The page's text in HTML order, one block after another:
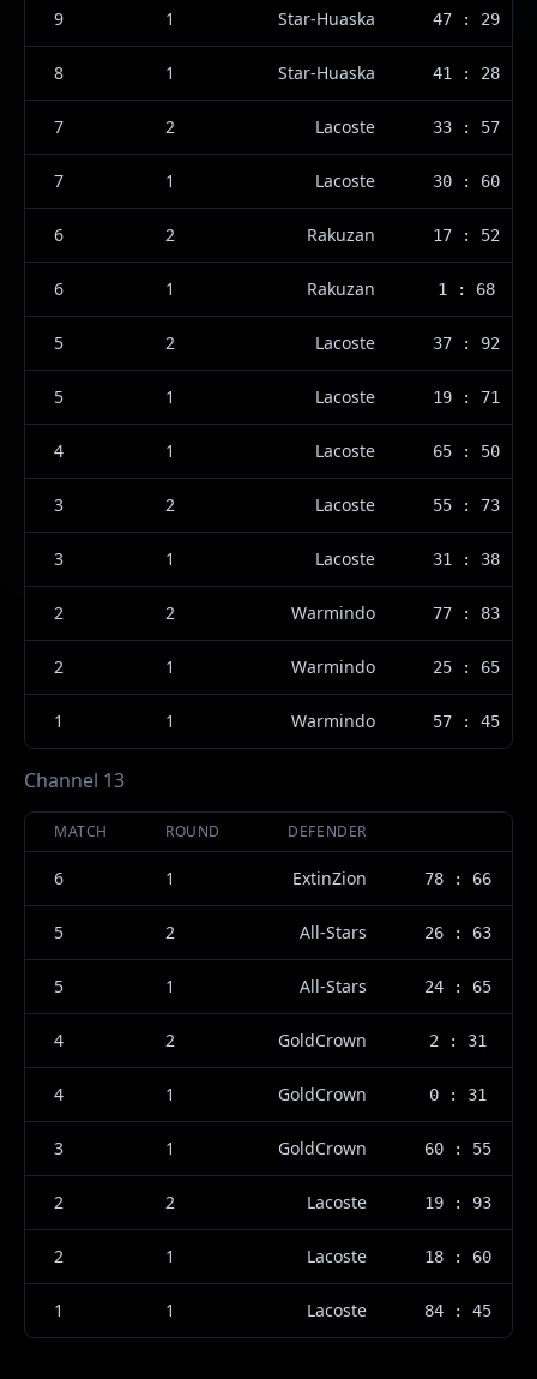
9 1 Star-Huaska 47 : 29
8 1 Star-Huaska 41 : 28
7 2 Lacoste 33 : 57
7 1 Lacoste 30 : 60
6 2 Rakuzan 17 : 52
6 1 Rakuzan 1 : 68
5 2 Lacoste 37 : 92
5 1 Lacoste 19 : 71
4 1 Lacoste 65 : 50
3 2 Lacoste 55 : 73
3 1 Lacoste 31 : 38
2 2 Warmindo 77 : 83
2 1 Warmindo 25 : 65
1 1 Warmindo 57 : 45
Channel 13
MATCH ROUND DEFENDER
6 1 ExtinZion 78 : 66
5 2 All-Stars 26 : 63
5 1 All-Stars 24 : 65
4 2 GoldCrown 2 : 31
4 1 GoldCrown 0 : 31
3 1 GoldCrown 60 : 55
2 2 Lacoste 19 : 93
2 1 Lacoste 18 : 60
1 1 Lacoste 84 : 45